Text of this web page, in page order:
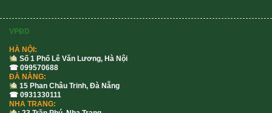
VPĐD
HÀ NỘI:
Số 1 Phố Lê Văn Lương, Hà Nội
☎ 099570688
ĐÀ NẴNG:
15 Phan Châu Trinh, Đà Nẵng
☎ 0931330111
NHA TRANG: